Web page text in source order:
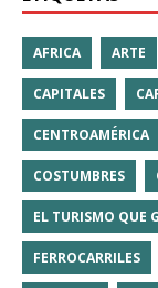
AFRICA ARTE
CAPITALES
CENTROAMÉRICA
COSTUMBRES
EL TURISMO QUE
FERROCARRILES